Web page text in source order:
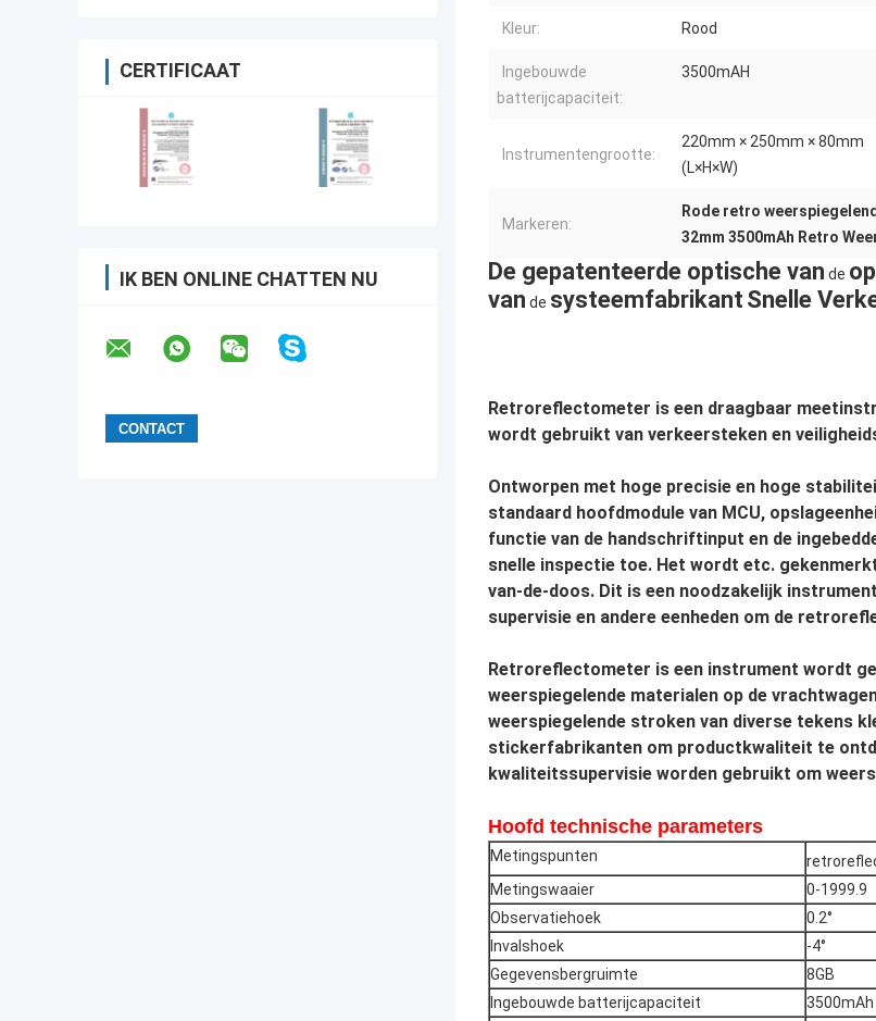
CERTIFICAAT
IK BEN ONLINE CHATTEN NU
Kleur: Rood
Ingebouwde
batterijcapaciteit:
3500mAH
Instrumentengrootte:
220mm × 250mm × 80mm
(L×H×W)
Markeren:
Rode retro
32mm 3500mAh Retro
De gepatenteerde optische van de
van de systeemfabrikant Snelle
Retroreflectometer is een draagbaar
wordt gebruikt van verkeersteken en
Ontworpen met hoge precisie en hoge
standaard hoofdmodule van MCU,
functie van de handschriftinput en de
snelle inspectie toe. Het wordt etc.
van-de-doos. Dit is een noodzakelijk
supervisie en andere eenheden om de
Retroreflectometer is een instrument wordt
weerspiegelende materialen op de
weerspiegelende stroken van diverse tekens
stickerfabrikanten om productkwaliteit te
kwaliteitssupervisie worden gebruikt om
Hoofd technische parameters
Metingspunten
Metingswaaier
0-1999.9
Observatiehoek
0.2°
Invalshoek
-4°
Gegevensbergruimte
8GB
Ingebouwde batterijcapaciteit
3500mAh